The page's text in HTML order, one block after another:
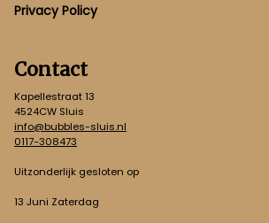
Privacy Policy
Contact
Kapellestraat 13
4524CW Sluis
info@bubbles-sluis.nl
0117-308473
Uitzonderlijk gesloten op
13 Juni Zaterdag